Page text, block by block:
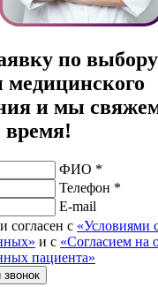
по выбору
и мы
ФИО *
Телефон *
E-mail
согласен с «Условиями
и с «Согласием на
пациента»
звонок